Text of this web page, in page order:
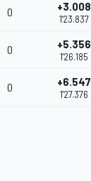
0 +3.008
1'23.837
0 +5.356
1'26.185
0 +6.547
1'27.376